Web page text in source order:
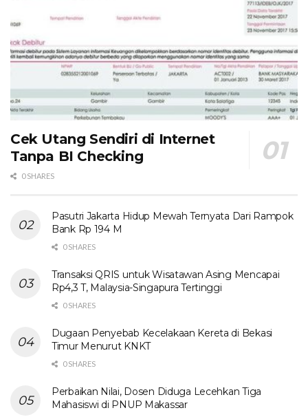
Cek Utang Sendiri di Internet
Tanpa BI Checking
0 SHARES
Pasutri Jakarta Hidup Mewah Ternyata Dari Rampok
Bank Rp 194 M
0 SHARES
Transaksi QRIS untuk Wisatawan Asing Mencapai
Rp4,3 T, Malaysia-Singapura Tertinggi
0 SHARES
Dugaan Penyebab Kecelakaan Kereta di Bekasi
Timur Menurut KNKT
0 SHARES
Perbaikan Nilai, Dosen Diduga Lecehkan Tiga
Mahasiswi di PNUP Makassar